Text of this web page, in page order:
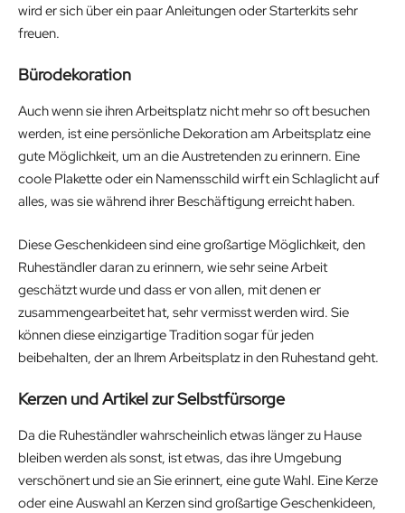
wird er sich über ein paar Anleitungen oder Starterkits sehr
freuen.
Bürodekoration
Auch wenn sie ihren Arbeitsplatz nicht mehr so oft besuchen
werden, ist eine persönliche Dekoration am Arbeitsplatz eine
gute Möglichkeit, um an die Austretenden zu erinnern. Eine
coole Plakette oder ein Namensschild wirft ein Schlaglicht auf
alles, was sie während ihrer Beschäftigung erreicht haben.
Diese Geschenkideen sind eine großartige Möglichkeit, den
Ruheständler daran zu erinnern, wie sehr seine Arbeit
geschätzt wurde und dass er von allen, mit denen er
zusammengearbeitet hat, sehr vermisst werden wird. Sie
können diese einzigartige Tradition sogar für jeden
beibehalten, der an Ihrem Arbeitsplatz in den Ruhestand geht.
Kerzen und Artikel zur Selbstfürsorge
Da die Ruheständler wahrscheinlich etwas länger zu Hause
bleiben werden als sonst, ist etwas, das ihre Umgebung
verschönert und sie an Sie erinnert, eine gute Wahl. Eine Kerze
oder eine Auswahl an Kerzen sind großartige Geschenkideen,